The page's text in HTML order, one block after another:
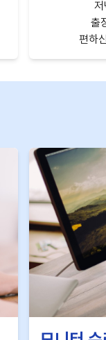
출
편하